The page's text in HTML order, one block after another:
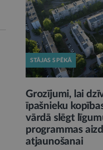
STĀJAS SPĒKĀ
Grozījumi, lai
īpašnieku
vārdā slēgt
programmas
atjaunošanai